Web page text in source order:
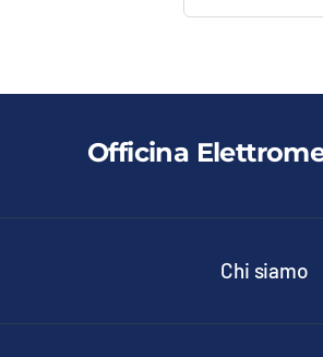
Officina
Chi siamo